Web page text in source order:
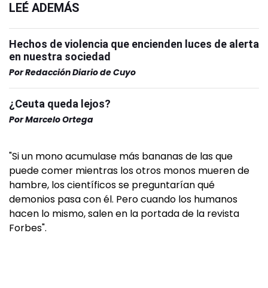
LEÉ ADEMÁS
Hechos de violencia que encienden luces de alerta
en nuestra sociedad
PorRedacción Diario de Cuyo
¿Ceuta queda lejos?
PorMarcelo Ortega
"Si un mono acumulase más bananas de las que
puede comer mientras los otros monos mueren de
hambre, los científicos se preguntarían qué
demonios pasa con él. Pero cuando los humanos
hacen lo mismo, salen en la portada de la revista
Forbes".